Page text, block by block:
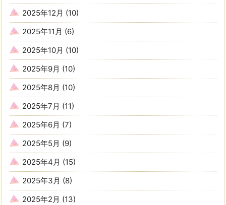
2025年12月 (10)
2025年11月 (6)
2025年10月 (10)
2025年9月 (10)
2025年8月 (10)
2025年7月 (11)
2025年6月 (7)
2025年5月 (9)
2025年4月 (15)
2025年3月 (8)
2025年2月 (13)